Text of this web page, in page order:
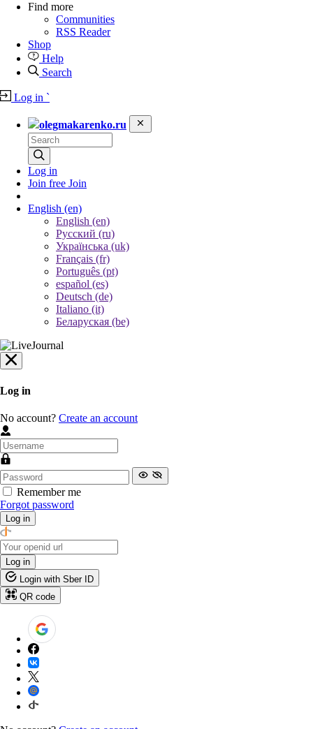
Find more
Communities
RSS Reader
Shop
Help
Search
Log in `
olegmakarenko.ru
Log in
Join free Join
English (en)
English (en)
Русский (ru)
Українська (uk)
Français (fr)
Português (pt)
español (es)
Deutsch (de)
Italiano (it)
Беларуская (be)
Log in
No account? Create an account
Remember me
Forgot password
Log in
Log in
Login with Sber ID
QR code